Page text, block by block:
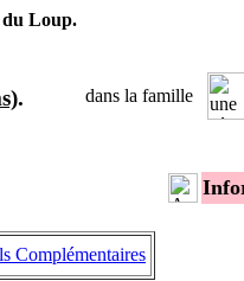
du Loup.
. dans la famille
Complémentaires